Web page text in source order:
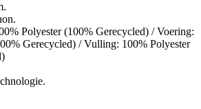
Polyester (100% Gerecycled) / Voering:
Gerecycled) / Vulling: 100% Polyester